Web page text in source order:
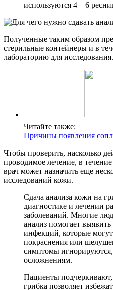
используются 4—6
Полученные таким образом
стерильные контейнеры и в
лабораторию для исследования.
Читайте также:
Причины появления
Чтобы проверить, насколько
проводимое лечение, в
врач может назначить еще
исследований кожи.
Сдача анализа кожи на
диагностике и лечении
заболеваний. Многие
анализ помогает
инфекций, которые могут
покраснения или
симптомы
осложнениям.
Пациенты
грибка позволяет